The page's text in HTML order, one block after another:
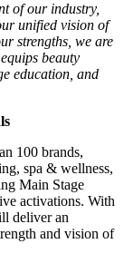
of our industry,
unified vision of
strengths, we are
beauty
education, and
100 brands,
spa & wellness,
Main Stage
activations. With
deliver an
and vision of